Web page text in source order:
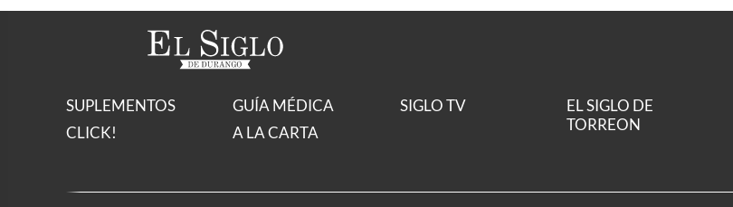
SUPLEMENTOS
CLICK!
GUÍA MÉDICA
A LA CARTA
SIGLO TV
EL SIGLO DE
TORREON